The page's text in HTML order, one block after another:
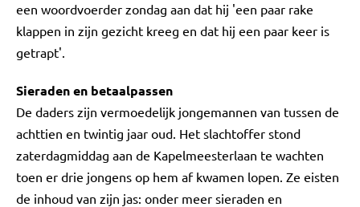
een woordvoerder zondag aan dat hij 'een paar rake
klappen in zijn gezicht kreeg en dat hij een paar keer is
getrapt'.
Sieraden en betaalpassen
De daders zijn vermoedelijk jongemannen van tussen de
achttien en twintig jaar oud. Het slachtoffer stond
zaterdagmiddag aan de Kapelmeesterlaan te wachten
toen er drie jongens op hem af kwamen lopen. Ze eisten
de inhoud van zijn jas: onder meer sieraden en